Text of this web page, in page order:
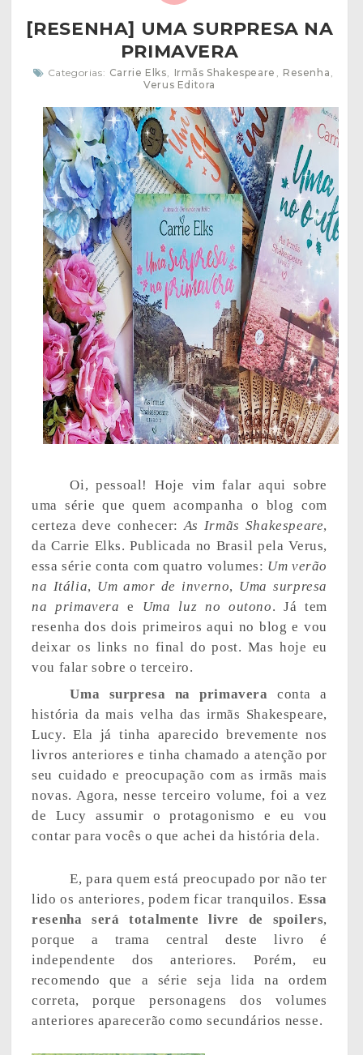
[RESENHA] UMA SURPRESA NA
PRIMAVERA
Categorias: Carrie Elks, Irmãs Shakespeare , Resenha ,
Verus Editora
Oi, pessoal! Hoje vim falar aqui sobre
uma série que quem acompanha o blog com
certeza deve conhecer:As Irmãs Shakespeare,
da Carrie Elks. Publicada no Brasil pela Verus,
essa série conta com quatro volumes: Um verão
na Itália, Um amor de inverno, Uma surpresa
na primavera e Uma luz no outono. Já tem
resenha dos dois primeiros aqui no blog e vou
deixar os links no final do post. Mas hoje eu
vou falar sobre o terceiro.
Uma surpresa na primavera conta a
história da mais velha das irmãs Shakespeare,
Lucy. Ela já tinha aparecido brevemente nos
livros anteriores e tinha chamado a atenção por
seu cuidado e preocupação com as irmãs mais
novas. Agora, nesse terceiro volume, foi a vez
de Lucy assumir o protagonismo e eu vou
contar para vocês o que achei da história dela.
E, para quem está preocupado por não ter
lido os anteriores, podem ficar tranquilos. Essa
resenha será totalmente livre de spoilers,
porque a trama central deste livro é
independente dos anteriores. Porém, eu
recomendo que a série seja lida na ordem
correta, porque personagens dos volumes
anteriores aparecerão como secundários nesse.